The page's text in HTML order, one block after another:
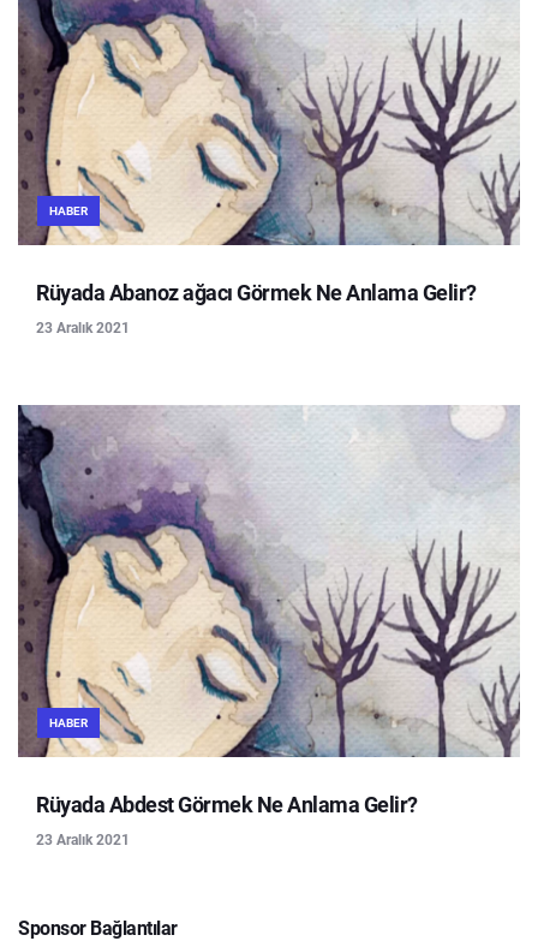
HABER
Rüyada Abanoz ağacı Görmek Ne Anlama Gelir?
23 Aralık 2021
HABER
Rüyada Abdest Görmek Ne Anlama Gelir?
23 Aralık 2021
Sponsor Bağlantılar